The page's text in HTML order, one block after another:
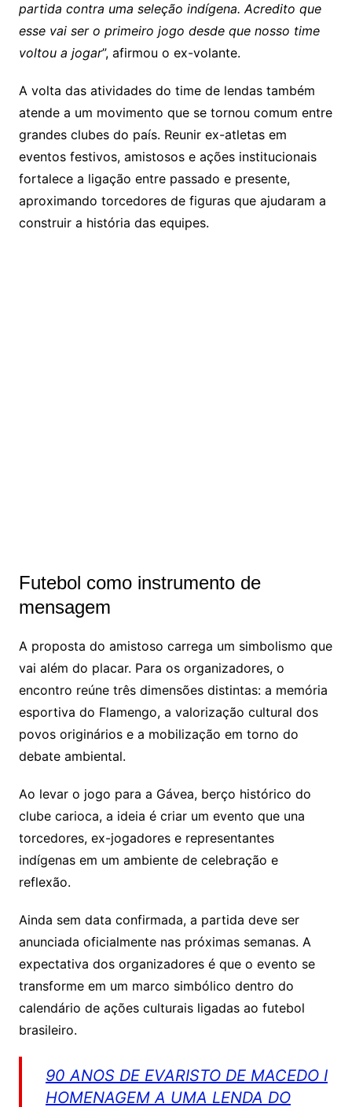
partida contra uma seleção indígena. Acredito que
esse vai ser o primeiro jogo desde que nosso time
voltou a jogar”, afirmou o ex-volante.
A volta das atividades do time de lendas também
atende a um movimento que se tornou comum entre
grandes clubes do país. Reunir ex-atletas em
eventos festivos, amistosos e ações institucionais
fortalece a ligação entre passado e presente,
aproximando torcedores de figuras que ajudaram a
construir a história das equipes.
Futebol como instrumento de
mensagem
A proposta do amistoso carrega um simbolismo que
vai além do placar. Para os organizadores, o
encontro reúne três dimensões distintas: a memória
esportiva do Flamengo, a valorização cultural dos
povos originários e a mobilização em torno do
debate ambiental.
Ao levar o jogo para a Gávea, berço histórico do
clube carioca, a ideia é criar um evento que una
torcedores, ex-jogadores e representantes
indígenas em um ambiente de celebração e
reflexão.
Ainda sem data confirmada, a partida deve ser
anunciada oficialmente nas próximas semanas. A
expectativa dos organizadores é que o evento se
transforme em um marco simbólico dentro do
calendário de ações culturais ligadas ao futebol
brasileiro.
90 ANOS DE EVARISTO DE MACEDO I
HOMENAGEM A UMA LENDA DO